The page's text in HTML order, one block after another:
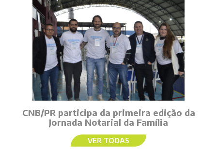
CNB/PR participa da primeira edição da
Jornada Notarial da Família
VER TODAS